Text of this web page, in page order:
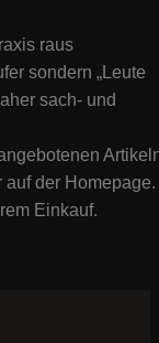
raus
sondern „Leute
sach- und
der Homepage.
Einkauf.